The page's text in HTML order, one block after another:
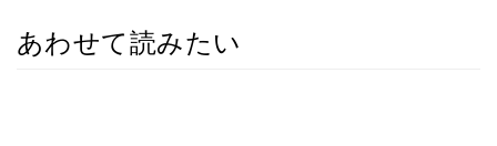
あわせて読みたい